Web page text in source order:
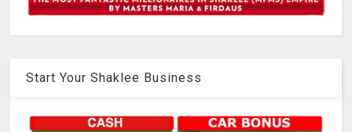
Start Your Shaklee Business